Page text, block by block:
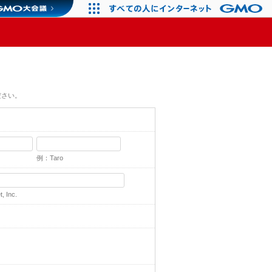
い。
例：Taro
Inc.